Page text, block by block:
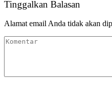
Tinggalkan Balasan
Alamat email Anda tidak akan